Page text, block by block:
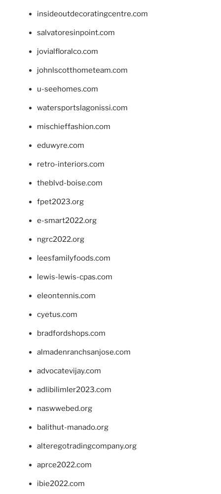
insideoutdecoratingcentre.com
salvatoresinpoint.com
jovialfloralco.com
johnlscotthometeam.com
u-seehomes.com
watersportslagonissi.com
mischieffashion.com
eduwyre.com
retro-interiors.com
theblvd-boise.com
fpet2023.org
e-smart2022.org
ngrc2022.org
leesfamilyfoods.com
lewis-lewis-cpas.com
eleontennis.com
cyetus.com
bradfordshops.com
almadenranchsanjose.com
advocatevijay.com
adlibilimler2023.com
naswwebed.org
balithut-manado.org
alteregotradingcompany.org
aprce2022.com
ibie2022.com